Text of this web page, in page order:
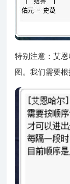
特别注意：艾
图。我们需要